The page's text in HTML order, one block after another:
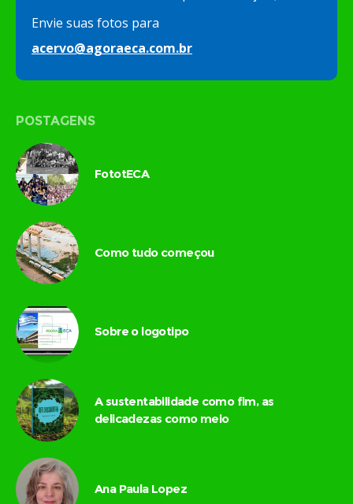
Envie suas fotos para
acervo@agoraeca.com.br
POSTAGENS
FototECA
Como tudo começou
Sobre o logotipo
A sustentabilidade como fim, as
delicadezas como meio
Ana Paula Lopez